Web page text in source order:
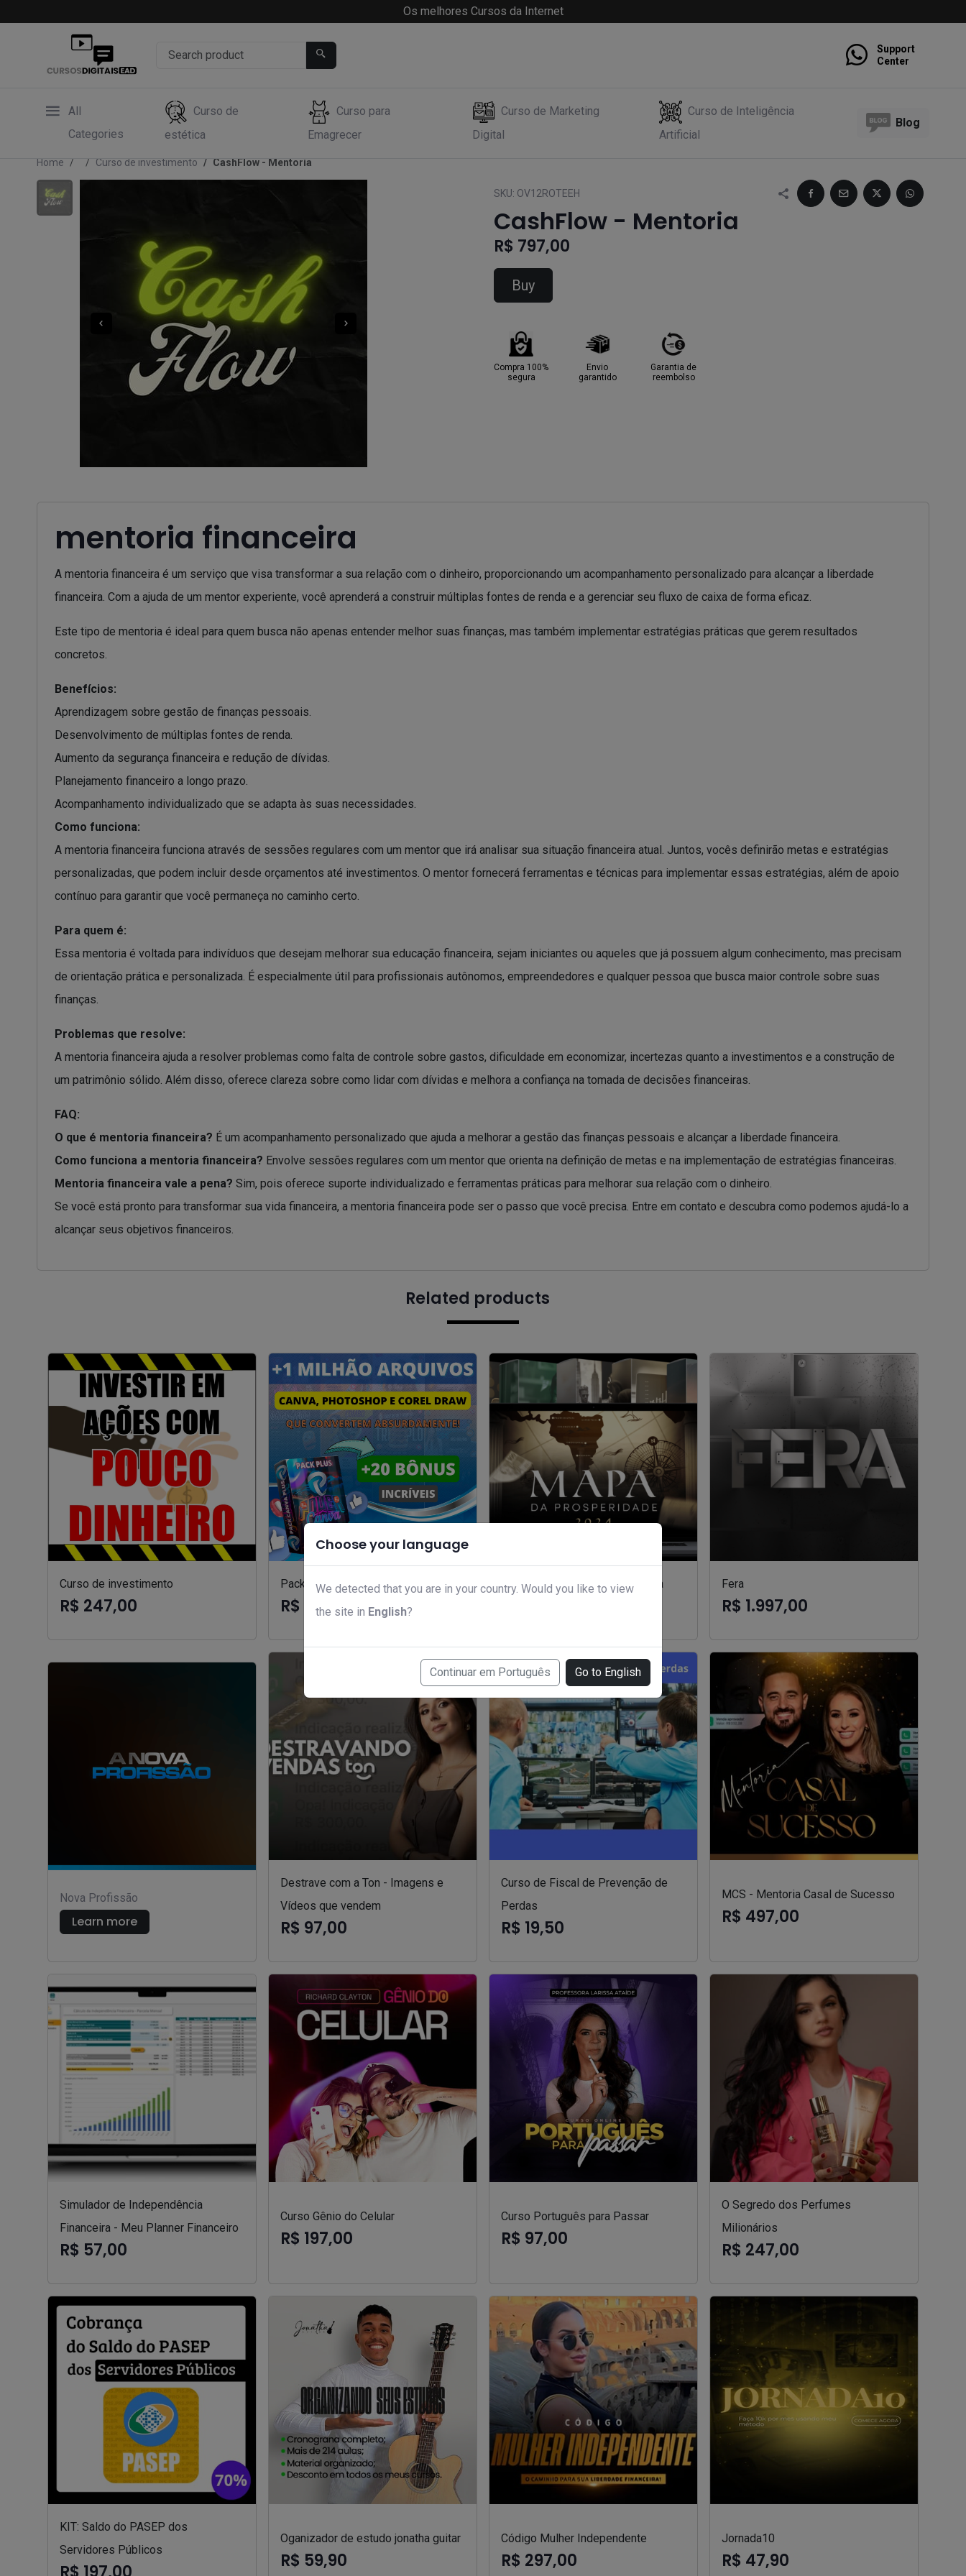
Choose your language
We detected that you are in your country. Would you like to view
the site in English?
Continuar em Português Go to English
Os melhores Cursos da Internet
Support
Center
All
Categories
Curso de
estética
Curso para
Emagrecer
Curso de Marketing
Digital
Curso de Inteligência
Artificial
Blog
Home Curso de investimento CashFlow - Mentoria
SKU: OV12ROTEEH
CashFlow - Mentoria
R$ 797,00
Buy
Compra 100%
segura
Envio
garantido
Garantia de
reembolso
mentoria financeira
A mentoria financeira é um serviço que visa transformar a sua relação com o dinheiro, proporcionando um acompanhamento personalizado para alcançar a liberdade
financeira. Com a ajuda de um mentor experiente, você aprenderá a construir múltiplas fontes de renda e a gerenciar seu fluxo de caixa de forma eficaz.
Este tipo de mentoria é ideal para quem busca não apenas entender melhor suas finanças, mas também implementar estratégias práticas que gerem resultados
concretos.
Benefícios:
Aprendizagem sobre gestão de finanças pessoais.
Desenvolvimento de múltiplas fontes de renda.
Aumento da segurança financeira e redução de dívidas.
Planejamento financeiro a longo prazo.
Acompanhamento individualizado que se adapta às suas necessidades.
Como funciona:
A mentoria financeira funciona através de sessões regulares com um mentor que irá analisar sua situação financeira atual. Juntos, vocês definirão metas e estratégias
personalizadas, que podem incluir desde orçamentos até investimentos. O mentor fornecerá ferramentas e técnicas para implementar essas estratégias, além de apoio
contínuo para garantir que você permaneça no caminho certo.
Para quem é:
Essa mentoria é voltada para indivíduos que desejam melhorar sua educação financeira, sejam iniciantes ou aqueles que já possuem algum conhecimento, mas precisam
de orientação prática e personalizada. É especialmente útil para profissionais autônomos, empreendedores e qualquer pessoa que busca maior controle sobre suas
finanças.
Problemas que resolve:
A mentoria financeira ajuda a resolver problemas como falta de controle sobre gastos, dificuldade em economizar, incertezas quanto a investimentos e a construção de
um patrimônio sólido. Além disso, oferece clareza sobre como lidar com dívidas e melhora a confiança na tomada de decisões financeiras.
FAQ:
O que é mentoria financeira? É um acompanhamento personalizado que ajuda a melhorar a gestão das finanças pessoais e alcançar a liberdade financeira.
Como funciona a mentoria financeira? Envolve sessões regulares com um mentor que orienta na definição de metas e na implementação de estratégias financeiras.
Mentoria financeira vale a pena? Sim, pois oferece suporte individualizado e ferramentas práticas para melhorar sua relação com o dinheiro.
Se você está pronto para transformar sua vida financeira, a mentoria financeira pode ser o passo que você precisa. Entre em contato e descubra como podemos ajudá-lo a
alcançar seus objetivos financeiros.
Related products
Curso de investimento
R$ 247,00
Pack canva marketing digital
R$ 97,00
Mapa da Prosperidade Mentoria Fera
R$ 1.997,00
Nova Profissão
Learn more
Destrave com a Ton - Imagens e
Vídeos que vendem
R$ 97,00
Curso de Fiscal de Prevenção de
Perdas
R$ 19,50
MCS - Mentoria Casal de Sucesso
R$ 497,00
Simulador de Independência
Financeira - Meu Planner Financeiro
R$ 57,00
Curso Gênio do Celular
R$ 197,00
Curso Português para Passar
R$ 97,00
O Segredo dos Perfumes
Milionários
R$ 247,00
KIT: Saldo do PASEP dos
Servidores Públicos
Oganizador de estudo jonatha guitar
R$ 59,90
Código Mulher Independente
R$ 297,00
Jornada10
R$ 47,90